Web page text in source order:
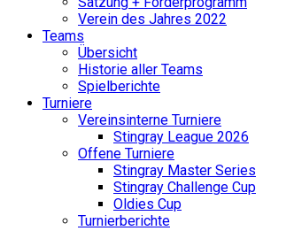
Verein des Jahres 2022
Teams
Übersicht
Historie aller Teams
Spielberichte
Turniere
Vereinsinterne Turniere
Stingray League 2026
Offene Turniere
Stingray Master Series
Stingray Challenge Cup
Oldies Cup
Turnierberichte